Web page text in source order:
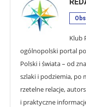
Klub
ogólnopolski portal
Polski i świata – od
szlaki i podziemia, po
rzetelne relacje,
i praktyczne